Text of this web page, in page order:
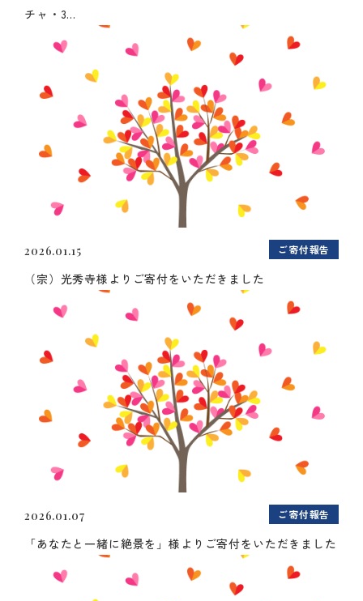
チャ・3...
2026.01.15 ご寄付報告
（宗）光秀寺様よりご寄付をいただきました
2026.01.07 ご寄付報告
「あなたと一緒に絶景を」様よりご寄付をいただきました